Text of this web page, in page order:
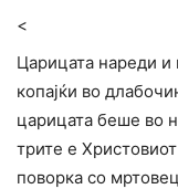
<
Царицата нареди и
копајќи во
царицата беше во
трите е
поворка со